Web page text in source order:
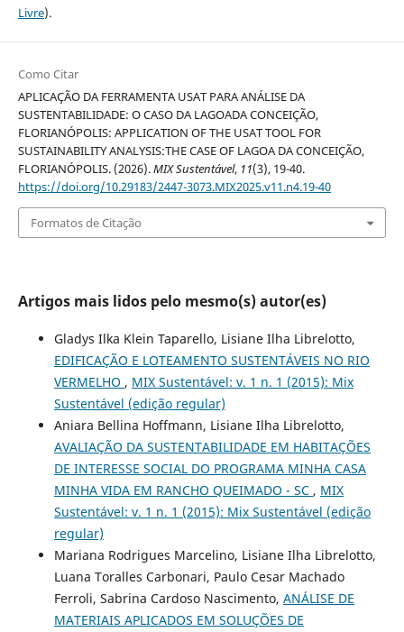
Livre).
Como Citar
APLICAÇÃO DA FERRAMENTA USAT PARA ANÁLISE DA
SUSTENTABILIDADE: O CASO DA LAGOADA CONCEIÇÃO,
FLORIANÓPOLIS: APPLICATION OF THE USAT TOOL FOR
SUSTAINABILITY ANALYSIS:THE CASE OF LAGOA DA CONCEIÇÃO,
FLORIANÓPOLIS. (2026).MIX Sustentável, 11(3), 19-40.
https://doi.org/10.29183/2447-3073.MIX2025.v11.n4.19-40
Formatos de Citação
Artigos mais lidos pelo mesmo(s) autor(es)
Gladys Ilka Klein Taparello, Lisiane Ilha Librelotto,
EDIFICAÇÃO E LOTEAMENTO SUSTENTÁVEIS NO RIO
VERMELHO , MIX Sustentável: v. 1 n. 1 (2015): Mix
Sustentável (edição regular)
Aniara Bellina Hoffmann, Lisiane Ilha Librelotto,
AVALIAÇÃO DA SUSTENTABILIDADE EM HABITAÇÕES
DE INTERESSE SOCIAL DO PROGRAMA MINHA CASA
MINHA VIDA EM RANCHO QUEIMADO - SC , MIX
Sustentável: v. 1 n. 1 (2015): Mix Sustentável (edição
regular)
Mariana Rodrigues Marcelino, Lisiane Ilha Librelotto,
Luana Toralles Carbonari, Paulo Cesar Machado
Ferroli, Sabrina Cardoso Nascimento, ANÁLISE DE
MATERIAIS APLICADOS EM SOLUÇÕES DE